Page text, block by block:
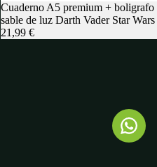
Agotado
Cuaderno A5 premium + boligrafo
sable de luz Darth Vader Star Wars
21,99 €